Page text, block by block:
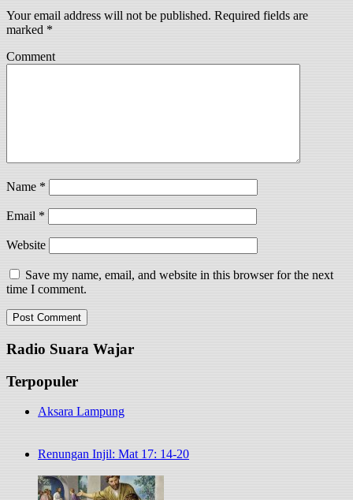
Your email address will not be published. Required fields are
marked *
Comment
Name *
Email *
Website
Save my name, email, and website in this browser for the next
time I comment.
Radio Suara Wajar
Terpopuler
Aksara Lampung
Renungan Injil: Mat 17: 14-20